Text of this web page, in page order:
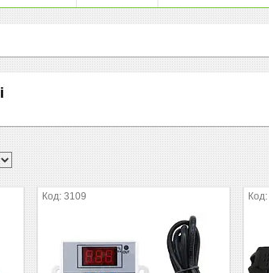
3109